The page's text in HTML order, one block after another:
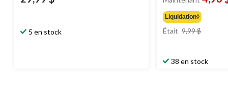
5 en stock
Liquidation◊
Était 9,99 $
38 en stock